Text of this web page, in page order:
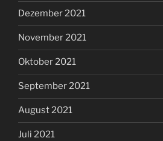
Dezember 2021
November 2021
Oktober 2021
September 2021
August 2021
Juli 2021